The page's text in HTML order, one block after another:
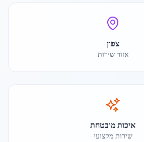
צפון
אזור שירות
איכות מובטחת
שירות מקצועי